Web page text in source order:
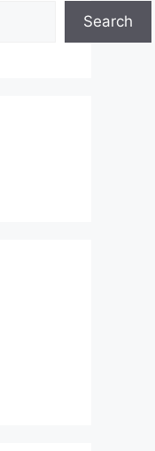
Search